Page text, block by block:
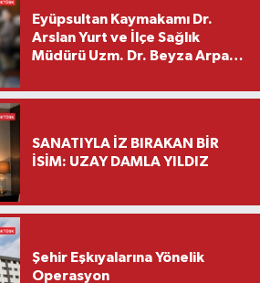
Eyüpsultan Kaymakamı Dr.
Arslan Yurt ve İlçe Sağlık
Müdürü Uzm. Dr. Beyza Arpacı
Ziyareti
SANATIYLA İZ BIRAKAN BİR
İSİM: UZAY DAMLA YILDIZ
Şehir Eşkıyalarına Yönelik
Operasyon